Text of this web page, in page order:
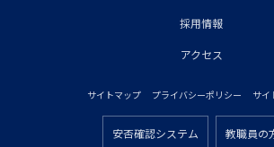
採用情報
アクセス
サイトマップ プライバシーポリシー サイ
安否確認システム 教職員の